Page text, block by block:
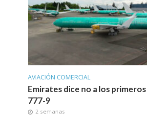
AVIACIÓN COMERCIAL
Emirates dice no a los
777-9
2 semanas